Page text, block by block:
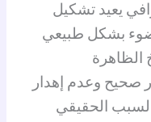
يعيد تشكيل
بشكل طبيعي
الظاهرة
صحيح وعدم إهدار
السبب الحقيقي